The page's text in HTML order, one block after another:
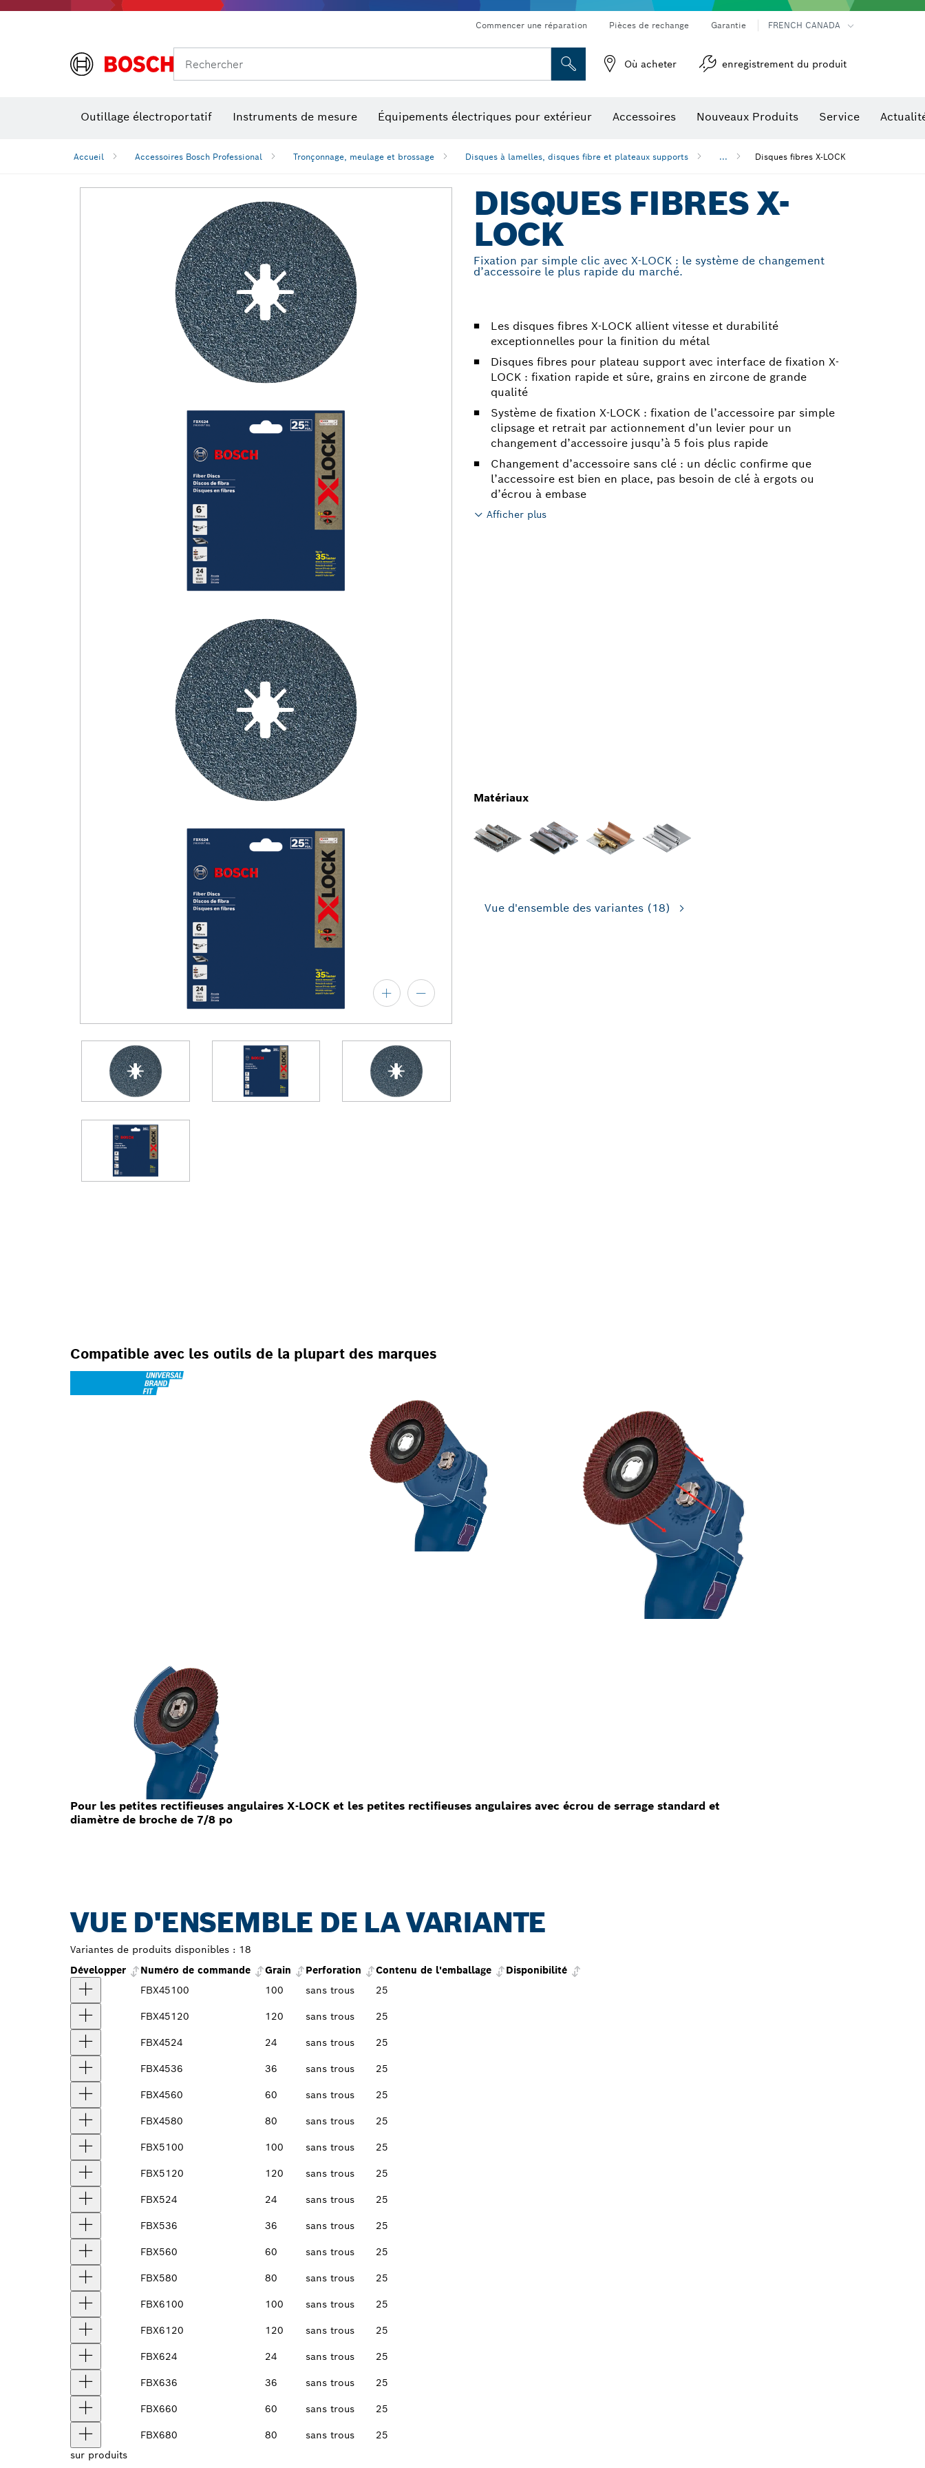
Commencer une réparation Pièces de rechange Garantie FRENCH CANADA
Rechercher Où acheter enregistrement du produit
Outillage électroportatif Instruments de mesure Équipements électriques pour extérieur Accessoires Nouveaux Produits Service
Accueil Accessoires Bosch Professional Tronçonnage, meulage et brossage Disques à lamelles, disques fibre et plateaux supports ... Disques fibres X-LOCK
DISQUES FIBRES X-
LOCK
Fixation par simple clic avec X-LOCK : le système de changement
d’accessoire le plus rapide du marché.
Les disques fibres X-LOCK allient vitesse et durabilité
exceptionnelles pour la finition du métal
Disques fibres pour plateau support avec interface de fixation X-
LOCK : fixation rapide et sûre, grains en zircone de grande
qualité
Système de fixation X-LOCK : fixation de l’accessoire par simple
clipsage et retrait par actionnement d’un levier pour un
changement d’accessoire jusqu’à 5 fois plus rapide
Changement d’accessoire sans clé : un déclic confirme que
l’accessoire est bien en place, pas besoin de clé à ergots ou
d’écrou à embase
Afficher plus
Matériaux
Vue d'ensemble des variantes (18)
Compatible avec les outils de la plupart des marques
Pour les petites rectifieuses angulaires X-LOCK et les petites rectifieuses angulaires avec écrou de serrage standard et
diamètre de broche de 7/8 po
VUE D'ENSEMBLE DE LA VARIANTE
Variantes de produits disponibles : 18
Développer
Numéro de commande Grain Perforation Contenu de l'emballage
Disponibilité
FBX45100
100 sans trous 25
FBX45120 120 sans trous 25
FBX4524 24 sans trous 25
FBX4536 36 sans trous 25
FBX4560 60 sans trous 25
FBX4580 80 sans trous 25
FBX5100 100 sans trous 25
FBX5120 120 sans trous 25
FBX524 24 sans trous 25
FBX536 36 sans trous 25
FBX560 60 sans trous 25
FBX580 80 sans trous 25
FBX6100 100 sans trous 25
FBX6120 120 sans trous 25
FBX624 24 sans trous 25
FBX636 36 sans trous 25
FBX660 60 sans trous 25
FBX680 80 sans trous
25
sur produits